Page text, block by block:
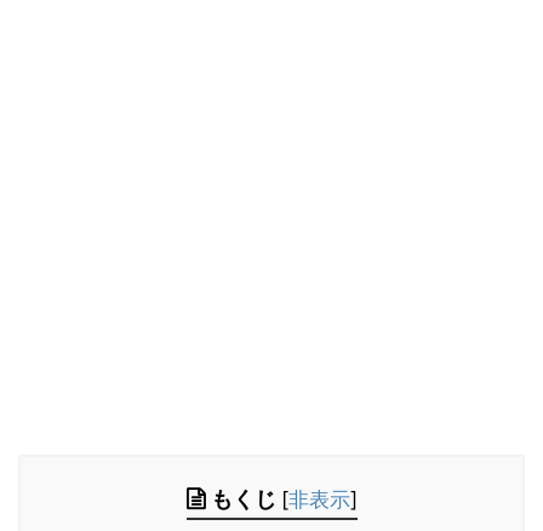
もくじ [非表示]